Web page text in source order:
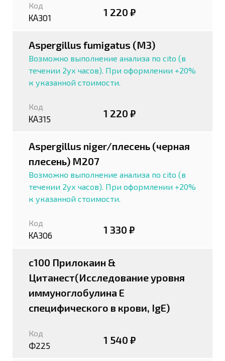
Код
КА301 1 220 ₽
Aspergillus fumigatus (М3)
Возможно выполнение анализа по cito (в
течении 2ух часов). При оформлении +20%
к указанной стоимости.
Код
КА315 1 220 ₽
Aspergillus niger/плесень (черная
плесень) М207
Возможно выполнение анализа по cito (в
течении 2ух часов). При оформлении +20%
к указанной стоимости.
Код
КА306 1 330 ₽
c100 Прилокаин &
Цитанест(Исследование уровня
иммуноглобулина E
специфического в крови, IgE)
Код
Ф225 1 540 ₽